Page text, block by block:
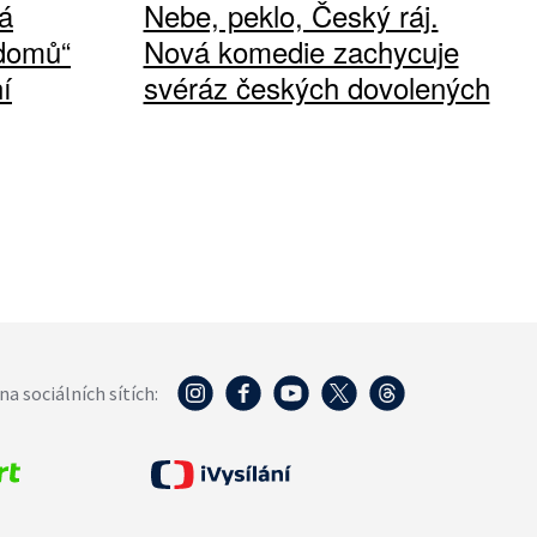
Nebe, peklo, Český ráj.
Nová komedie zachycuje
svéráz českých dovolených
sociálních sítích: